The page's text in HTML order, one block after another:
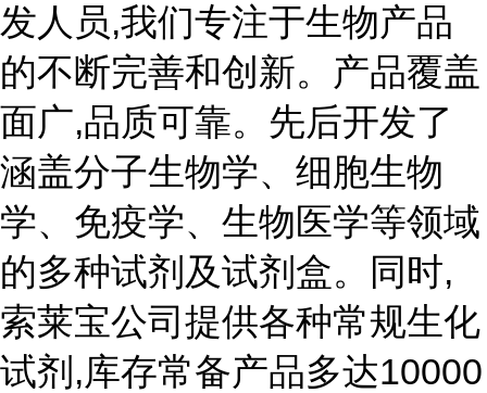
发人员,我们专注于生物产品
的不断完善和创新。产品覆盖
面广,品质可靠。先后开发了
涵盖分子生物学、细胞生物
学、免疫学、生物医学等领域
的多种试剂及试剂盒。同时,
索莱宝公司提供各种常规生化
试剂,库存常备产品多达10000